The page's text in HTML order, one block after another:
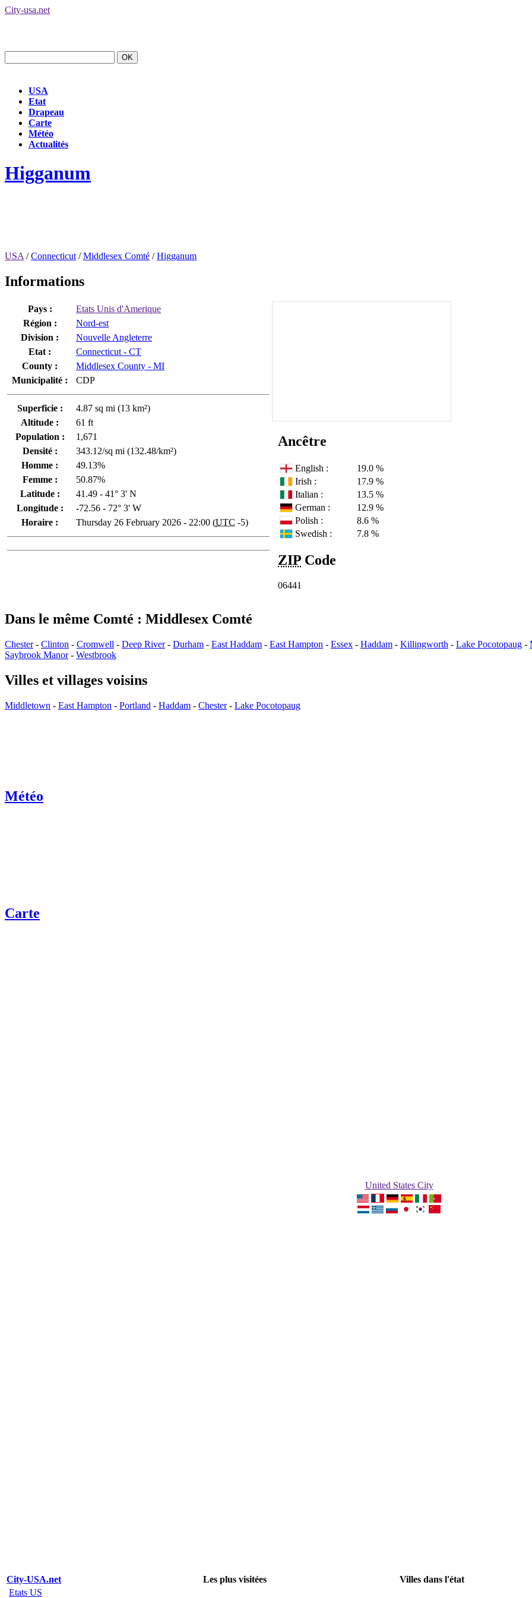
City-usa.net
USA
Etat
Drapeau
Carte
Météo
Actualités
Higganum
USA /Connecticut /Middlesex Comté /Higganum
Informations
Pays :
Etats Unis d'Amerique
Région :
Nord-est
Division :
Nouvelle Angleterre
Etat :
Connecticut - CT
County :
Middlesex County - MI
Municipalité :
CDP
Superficie :
4.87 sq mi (13 km²)
Altitude :
61 ft
Population :
1,671
Densité :
343.12/sq mi (132.48/km²)
Homme :
49.13%
Femme :
50.87%
Latitude :
41.49 - 41° 3' N
Longitude :
-72.56 - 72° 3' W
Horaire :
Thursday 26 February 2026 - 22:00 (UTC -5)
Ancêtre
English :
19.0 %
Irish :
17.9 %
Italian :
13.5 %
German :
12.9 %
Polish :
8.6 %
Swedish :
7.8 %
ZIP Code
06441
Dans le même Comté : Middlesex Comté
Chester- Clinton - Cromwell - Deep River- Durham - East Haddam - East Hampton - Essex - Haddam - Killingworth - Lake Pocotopaug -
Saybrook Manor- Westbrook
Villes et villages voisins
Middletown - East Hampton - Portland - Haddam - Chester- Lake Pocotopaug
Météo
Carte
United States City
City-USA.net Les plus visitées Villes dans l'état
Etats US